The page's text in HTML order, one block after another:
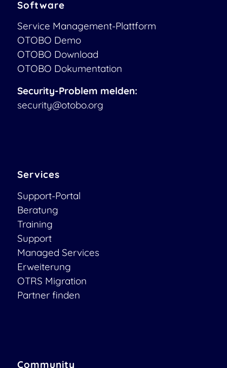
Software
Service Management-Plattform
OTOBO Demo
OTOBO Download
OTOBO Dokumentation
Security-Problem melden:
security@otobo.org
Services
Support-Portal
Beratung
Training
Support
Managed Services
Erweiterung
OTRS Migration
Partner finden
Community